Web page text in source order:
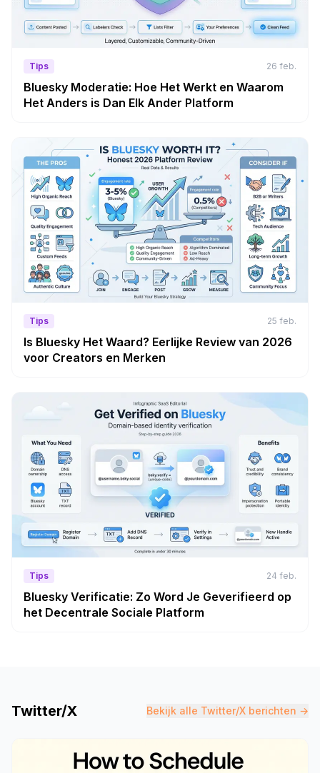
Tips 26 feb.
Bluesky Moderatie: Hoe Het Werkt en Waarom
Het Anders is Dan Elk Ander Platform
Tips 25 feb.
Is Bluesky Het Waard? Eerlijke Review van 2026
voor Creators en Merken
Tips 24 feb.
Bluesky Verificatie: Zo Word Je Geverifieerd op
het Decentrale Sociale Platform
Twitter/X Bekijk alle Twitter/X berichten →